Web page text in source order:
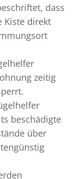
dass
Kiste direkt
zeitig
beschädigte
über